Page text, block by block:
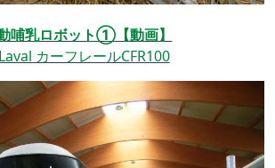
哺乳ロボット①【動画】
カーフレールCFR100